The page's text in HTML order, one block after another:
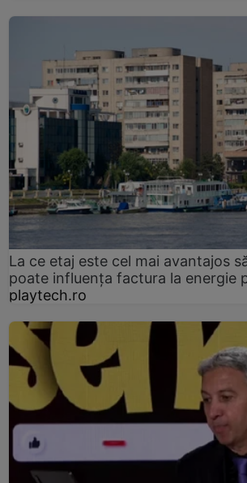
La ce etaj este cel mai avantajos
poate influența factura la energie
playtech.ro